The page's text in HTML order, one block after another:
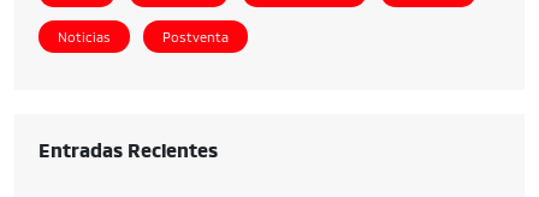
Noticias Postventa
Entradas Recientes